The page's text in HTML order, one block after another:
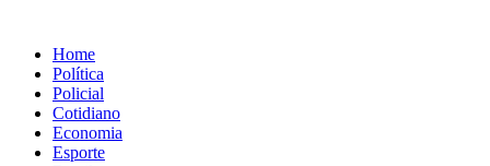
Home
Política
Policial
Cotidiano
Economia
Esporte